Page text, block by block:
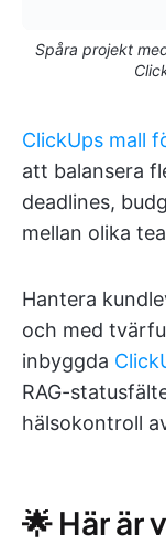
Spåra projekt
ClickUps mall
att balansera
deadlines,
mellan olika
Hantera
och med
inbyggda
RAG-
hälsokontroll
🌟 Här är